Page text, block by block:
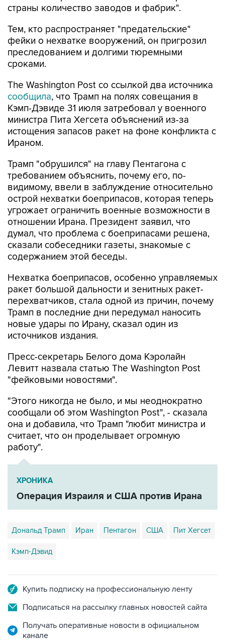
страны количество заводов и фабрик".
Тем, кто распространяет "предательские"
фейки о нехватке вооружений, он пригрозил
преследованием и долгими тюремными
сроками.
The Washington Post со ссылкой два источника
сообщила, что Трамп на полях совещания в
Кэмп-Дэвиде 31 июля затребовал у военного
министра Пита Хегсета объяснений из-за
истощения запасов ракет на фоне конфликта с
Ираном.
Трамп "обрушился" на главу Пентагона с
требованием объяснить, почему его, по-
видимому, ввели в заблуждение относительно
острой нехватки боеприпасов, которая теперь
угрожает ограничить военные возможности в
отношении Ирана. Президент заявил, что
думал, что проблема с боеприпасами решена,
сказали собеседники газеты, знакомые с
содержанием этой беседы.
Нехватка боеприпасов, особенно управляемых
ракет большой дальности и зенитных ракет-
перехватчиков, стала одной из причин, почему
Трамп в последние дни передумал наносить
новые удары по Ирану, сказал один из
источников издания.
Пресс-секретарь Белого дома Кэролайн
Левитт назвала статью The Washington Post
"фейковыми новостями".
"Этого никогда не было, и мы неоднократно
сообщали об этом Washington Post", - сказала
она и добавила, что Трамп "любит министра и
считает, что он проделывает огромную
работу".
ХРОНИКА
Операция Израиля и США против Ирана
Дональд Трамп Иран Пентагон США Пит Хегсет
Кэмп-Дэвид
Купить подписку на профессиональную ленту
Подписаться на рассылку главных новостей сайта
Получать оперативные новости в официальном
канале